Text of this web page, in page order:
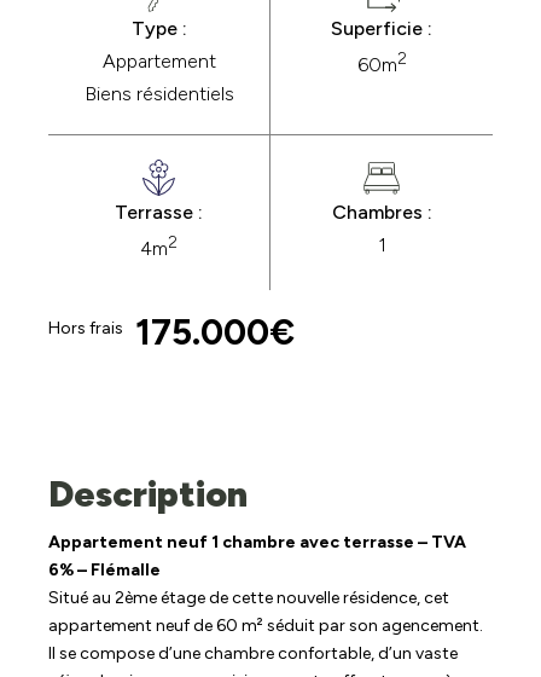
Type :
Appartement
Biens résidentiels
Superficie :
60m2
Terrasse :
4m2
Chambres :
1
Hors frais 175.000€
Description
Appartement neuf 1 chambre avec terrasse – TVA
6% – Flémalle
Situé au 2ème étage de cette nouvelle résidence, cet
appartement neuf de 60 m² séduit par son agencement.
Il se compose d’une chambre confortable, d’un vaste